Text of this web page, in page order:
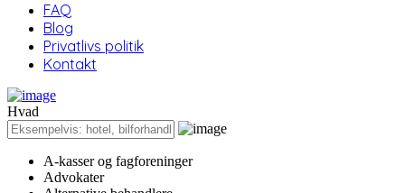
FAQ
Blog
Privatlivs politik
Kontakt
Hvad
A-kasser og fagforeninger
Advokater